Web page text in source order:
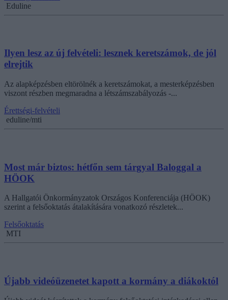
Eduline
Ilyen lesz az új felvételi: lesznek keretszámok, de jól
elrejtik
Az alapképzésben eltörölnék a keretszámokat, a mesterképzésben
viszont részben megmaradna a létszámszabályozás -...
Érettségi-felvételi
eduline/mti
Most már biztos: hétfőn sem tárgyal Baloggal a
HÖOK
A Hallgatói Önkormányzatok Országos Konferenciája (HÖOK)
szerint a felsőoktatás átalakítására vonatkozó részletek...
Felsőoktatás
MTI
Újabb videóüzenetet kapott a kormány a diákoktól